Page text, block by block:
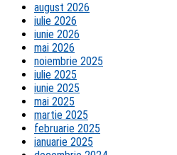
august 2026
iulie 2026
iunie 2026
mai 2026
noiembrie 2025
iulie 2025
iunie 2025
mai 2025
martie 2025
februarie 2025
ianuarie 2025